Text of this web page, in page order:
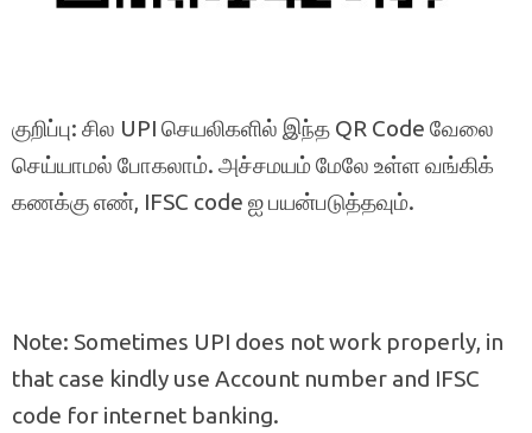
குறிப்பு: சில UPI செயலிகளில் இந்த QR Code வேலை
செய்யாமல் போகலாம். அச்சமயம் மேலே உள்ள வங்கிக்
கணக்கு எண், IFSC code ஐ பயன்படுத்தவும்.
Note: Sometimes UPI does not work properly, in
that case kindly use Account number and IFSC
code for internet banking.